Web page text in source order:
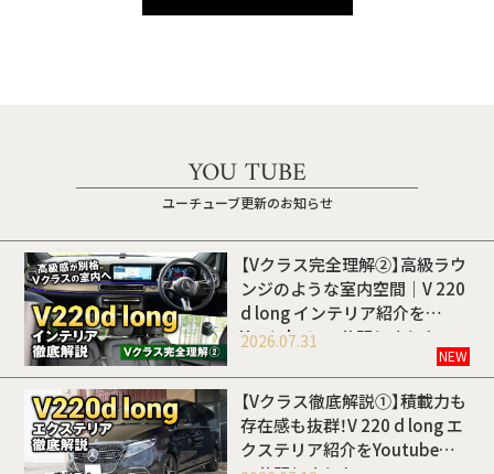
YOU TUBE
ユーチューブ更新のお知らせ
【Vクラス完全理解②】高級ラウ
ンジのような室内空間｜V 220
d long インテリア紹介を
Youtubeにて公開しました
2026.07.31
NEW
【Vクラス徹底解説①】積載力も
存在感も抜群！V 220 d long エ
クステリア紹介をYoutubeに